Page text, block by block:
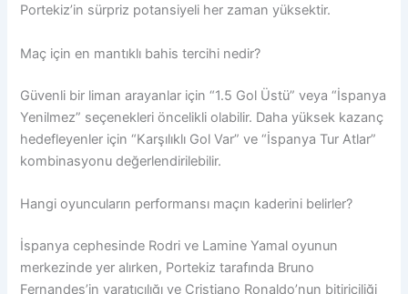
Portekiz’in sürpriz potansiyeli her zaman yüksektir.
Maç için en mantıklı bahis tercihi nedir?
Güvenli bir liman arayanlar için “1.5 Gol Üstü” veya “İspanya
Yenilmez” seçenekleri öncelikli olabilir. Daha yüksek kazanç
hedefleyenler için “Karşılıklı Gol Var” ve “İspanya Tur Atlar”
kombinasyonu değerlendirilebilir.
Hangi oyuncuların performansı maçın kaderini belirler?
İspanya cephesinde Rodri ve Lamine Yamal oyunun
merkezinde yer alırken, Portekiz tarafında Bruno
Fernandes’in yaratıcılığı ve Cristiano Ronaldo’nun bitiriciliği